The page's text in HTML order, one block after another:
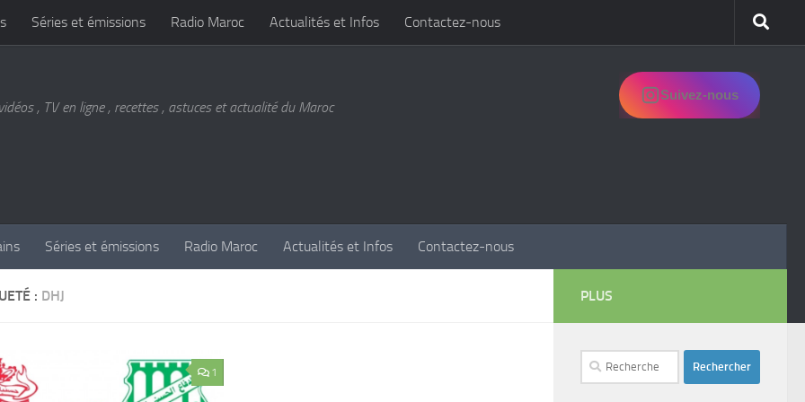
Séries et émissions Radio Maroc Actualités et Infos Contactez-nous
, TV en ligne , recettes , astuces et actualité du Maroc
Suivez-nous
Séries et émissions Radio Maroc Actualités et Infos Contactez-nous
: DHJ
1
PLUS
Rechercher :